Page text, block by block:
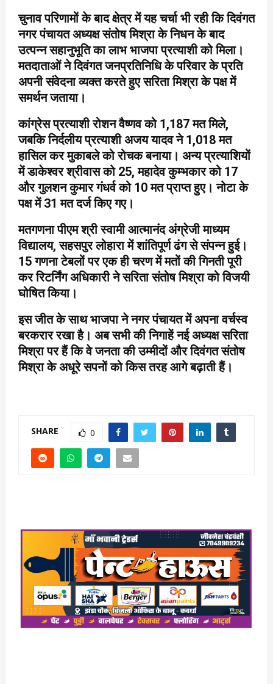
चुनाव परिणामों के बाद क्षेत्र में यह चर्चा भी रही कि दिवंगत
नगर पंचायत अध्यक्ष संतोष मिश्रा के निधन के बाद
उत्पन्न सहानुभूति का लाभ भाजपा प्रत्याशी को मिला।
मतदाताओं ने दिवंगत जनप्रतिनिधि के परिवार के प्रति
अपनी संवेदना व्यक्त करते हुए सरिता मिश्रा के पक्ष में
समर्थन जताया।
कांग्रेस प्रत्याशी रोशन वैष्णव को 1,187 मत मिले,
जबकि निर्दलीय प्रत्याशी अजय यादव ने 1,018 मत
हासिल कर मुकाबले को रोचक बनाया। अन्य प्रत्याशियों
में डाकेश्वर श्रीवास को 25, महादेव कुम्भकार को 17
और गुलशन कुमार गंधर्व को 10 मत प्राप्त हुए। नोटा के
पक्ष में 31 मत दर्ज किए गए।
मतगणना पीएम श्री स्वामी आत्मानंद अंग्रेजी माध्यम
विद्यालय, सहसपुर लोहारा में शांतिपूर्ण ढंग से संपन्न हुई।
15 गणना टेबलों पर एक ही चरण में मतों की गिनती पूरी
कर रिटर्निंग अधिकारी ने सरिता संतोष मिश्रा को विजयी
घोषित किया।
इस जीत के साथ भाजपा ने नगर पंचायत में अपना वर्चस्व
बरकरार रखा है। अब सभी की निगाहें नई अध्यक्ष सरिता
मिश्रा पर हैं कि वे जनता की उम्मीदों और दिवंगत संतोष
मिश्रा के अधूरे सपनों को किस तरह आगे बढ़ाती हैं।
SHARE 0